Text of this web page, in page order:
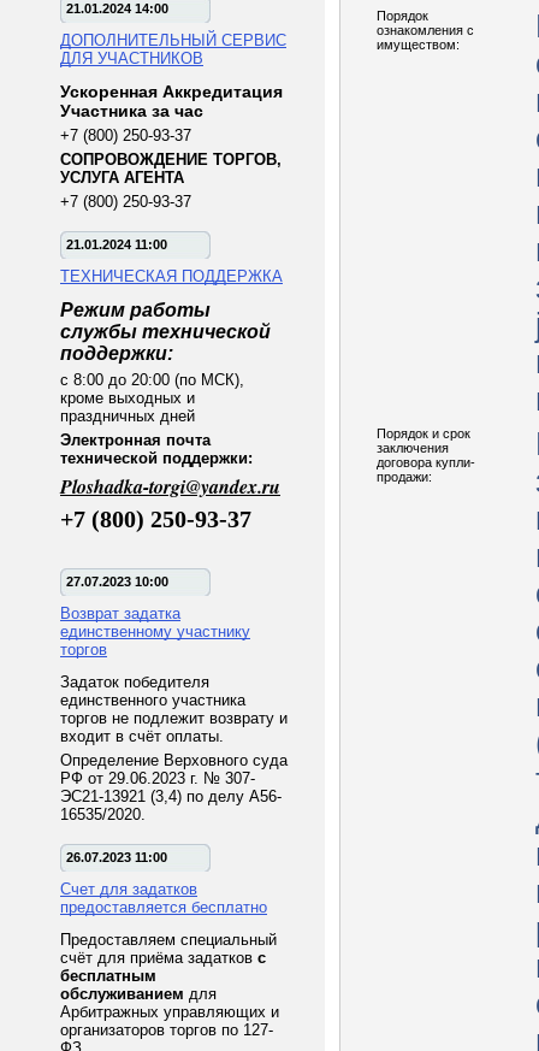
21.01.2024 14:00
ДОПОЛНИТЕЛЬНЫЙ СЕРВИС
ДЛЯ УЧАСТНИКОВ
Ускоренная Аккредитация
Участника за час
+7 (800) 250-93-37
СОПРОВОЖДЕНИЕ ТОРГОВ,
УСЛУГА АГЕНТА
+7 (800) 250-93-37
21.01.2024 11:00
ТЕХНИЧЕСКАЯ ПОДДЕРЖКА
Режим работы
службы технической
поддержки:
с 8:00 до 20:00 (по МСК),
кроме выходных и
праздничных дней
Электронная почта
технической поддержки:
Ploshadka-torgi@yandex.ru
+7 (800) 250-93-37
27.07.2023 10:00
Возврат задатка
единственному участнику
торгов
Задаток победителя
единственного участника
торгов не подлежит возврату и
входит в счёт оплаты.
Определение Верховного суда
РФ от 29.06.2023 г. № 307-
ЭС21-13921 (3,4) по делу А56-
16535/2020.
26.07.2023 11:00
Счет для задатков
предоставляется бесплатно
Предоставляем специальный
счёт для приёма задатков с
бесплатным
обслуживанием для
Арбитражных управляющих и
организаторов торгов по 127-
Порядок
ознакомления с
имуществом:
Порядок и срок
заключения
договора купли-
продажи: